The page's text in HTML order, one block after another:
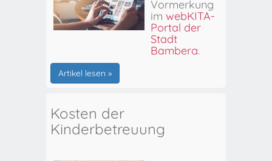
Vormerkung
im webKITA-
Portal der
Stadt
Bamberg.
Artikel lesen »
Kosten der
Kinderbetreuung